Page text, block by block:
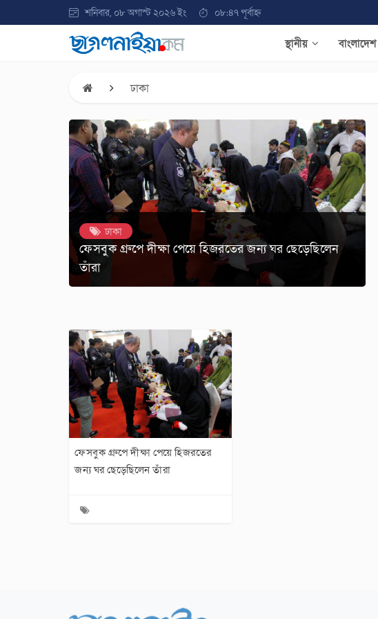
শনিবার, ০৮ অগাস্ট ২০২৬ ইং ০৮:৪৭ পূর্বাহ্ন
স্থানীয় বাংলাদেশ
ঢাকা
ঢাকা
ফেসবুক গ্রুপে দীক্ষা পেয়ে হিজরতের জন্য ঘর ছেড়েছিলেন
তাঁরা
ফেসবুক গ্রুপে দীক্ষা পেয়ে হিজরতের
জন্য ঘর ছেড়েছিলেন তাঁরা